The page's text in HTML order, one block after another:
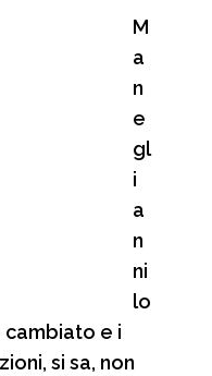
M
a
n
e
gl
i
a
n
ni
lo
cambiato e i
si sa, non